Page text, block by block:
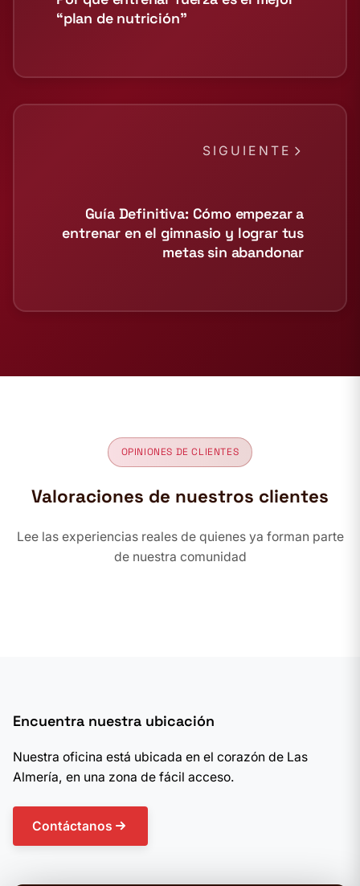
“plan de nutrición”
SIGUIENTE
Guía Definitiva: Cómo empezar a
entrenar en el gimnasio y lograr tus
metas sin abandonar
OPINIONES DE CLIENTES
Valoraciones de nuestros clientes
Lee las experiencias reales de quienes ya forman parte
de nuestra comunidad
Encuentra nuestra ubicación
Nuestra oficina está ubicada en el corazón de Las
Almería, en una zona de fácil acceso.
Contáctanos